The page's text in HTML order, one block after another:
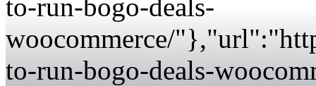
to-run-bogo-deals-
woocommerce/
to-run-bogo-deals-